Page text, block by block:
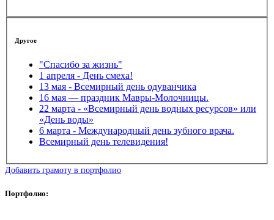
Другое
"Спасибо за жизнь"
1 апреля - День смеха!
13 мая - Всемирный день одуванчика
16 мая — праздник Мавры-Молочницы.
22 марта - «Всемирный день водных ресурсов» или
«День воды»
6 марта - Международный день зубного врача.
Всемирный день телевидения!
Добавить грамоту в портфолио
Портфолио: